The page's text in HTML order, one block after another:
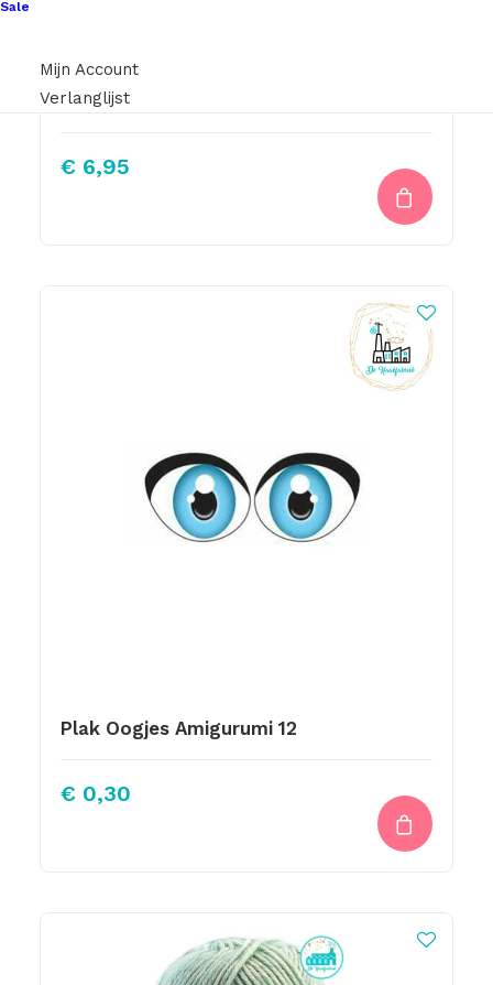
Sale
Mijn Account
Verlanglijst
Sjaal Riempje Hard Roze 23cm
€ 6,95
Plak Oogjes Amigurumi 12
€ 0,30